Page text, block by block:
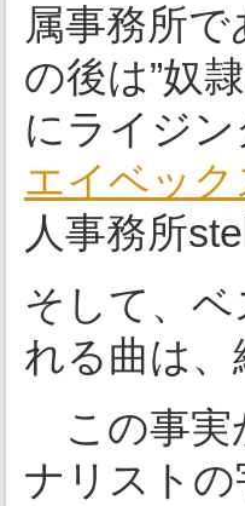
属事務所
の後は”奴
にライジ
エイベック
人事務所
そして、
れる曲は
この事実
ナリスト